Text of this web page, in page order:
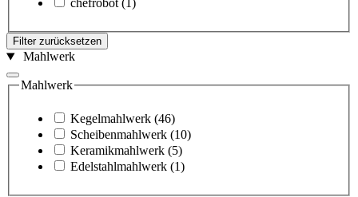
chefrobot (1)
Filter zurücksetzen
Mahlwerk
Mahlwerk
Kegelmahlwerk (46)
Scheibenmahlwerk (10)
Keramikmahlwerk (5)
Edelstahlmahlwerk (1)